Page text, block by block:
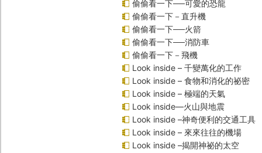
偷偷看一下──可愛的恐龍
偷偷看一下－直升機
偷偷看一下──火箭
偷偷看一下──消防車
偷偷看一下－飛機
Look inside – 千變萬化的工作
Look inside – 食物和消化的祕密
Look inside – 極端的天氣
Look inside—火山與地震
Look inside –神奇便利的交通工具
Look inside – 來來往往的機場
Look inside –揭開神祕的太空